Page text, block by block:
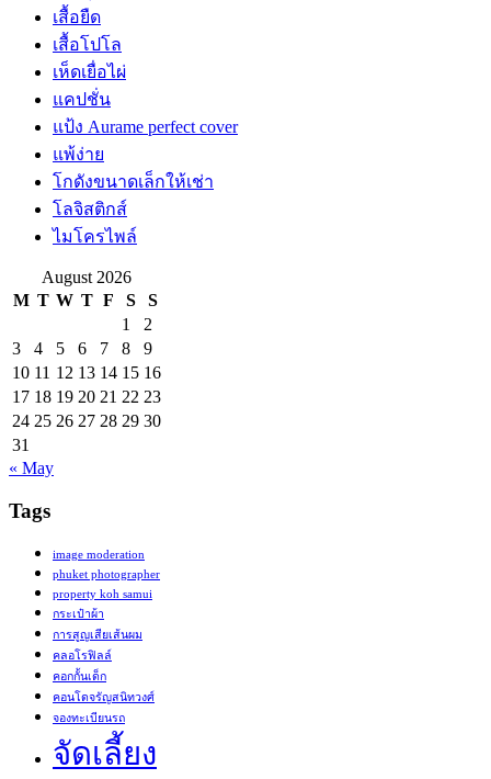
เสื้อยืด
เสื้อโปโล
เห็ดเยื่อไผ่
แคปชั่น
แป้ง Aurame perfect cover
แพ้ง่าย
โกดังขนาดเล็กให้เช่า
โลจิสติกส์
ไมโครไพล์
August 2026
M T W T F S
S
1
2
3
4 5 6 7 8
9
10 11 12 13 14 15 16
17 18 19 20 21 22 23
24 25 26 27 28 29 30
31
« May
Tags
image moderation
phuket photographer
property koh samui
กระเป๋าผ้า
การสูญเสียเส้นผม
คลอโรฟิลล์
คอกกั้นเด็ก
คอนโดจรัญสนิทวงศ์
จองทะเบียนรถ
จัดเลี้ยง